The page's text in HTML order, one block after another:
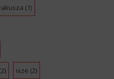
(1)
(2) isze (2)